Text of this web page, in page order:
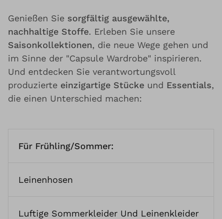
Genießen Sie sorgfältig ausgewählte,
nachhaltige Stoffe. Erleben Sie unsere
Saisonkollektionen, die neue Wege gehen und
im Sinne der "Capsule Wardrobe" inspirieren.
Und entdecken Sie verantwortungsvoll
produzierte einzigartige Stücke und Essentials,
die einen Unterschied machen:
Für Frühling/Sommer:
Leinenhosen
Luftige Sommerkleider Und Leinenkleider